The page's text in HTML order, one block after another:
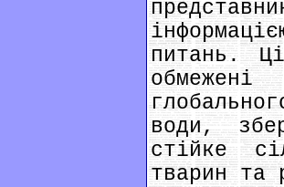
питань.
води,
стійке
тварин та